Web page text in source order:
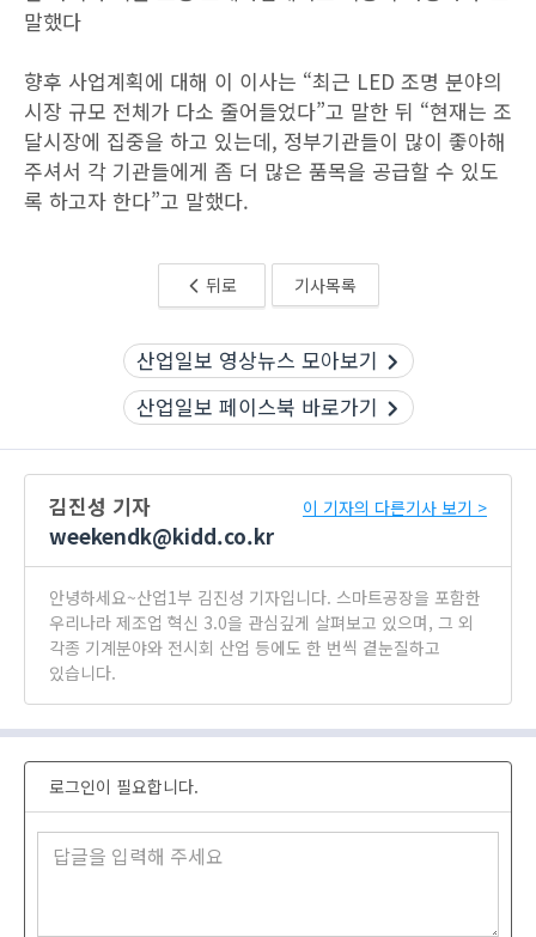
말했다
향후 사업계획에 대해 이 이사는 “최근 LED 조명 분야의
시장 규모 전체가 다소 줄어들었다”고 말한 뒤 “현재는 조
달시장에 집중을 하고 있는데, 정부기관들이 많이 좋아해
주셔서 각 기관들에게 좀 더 많은 품목을 공급할 수 있도
록 하고자 한다”고 말했다.
뒤로 기사목록
산업일보 영상뉴스 모아보기
산업일보 페이스북 바로가기
김진성 기자
weekendk@kidd.co.kr
이 기자의 다른기사 보기 >
안녕하세요~산업1부 김진성 기자입니다. 스마트공장을 포함한
우리나라 제조업 혁신 3.0을 관심깊게 살펴보고 있으며, 그 외
각종 기계분야와 전시회 산업 등에도 한 번씩 곁눈질하고
있습니다.
로그인이 필요합니다.